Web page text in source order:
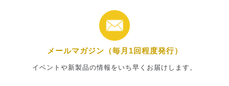
メールマガジン（毎月1回程度発行）
イベントや新製品の情報をいち早くお届けします。